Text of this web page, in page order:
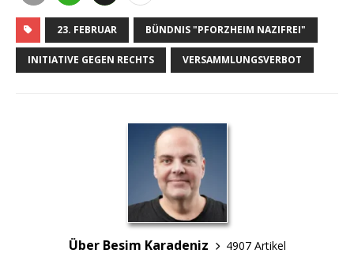
23. FEBRUAR BÜNDNIS "PFORZHEIM NAZIFREI"
INITIATIVE GEGEN RECHTS VERSAMMLUNGSVERBOT
Über Besim Karadeniz
4907 Artikel